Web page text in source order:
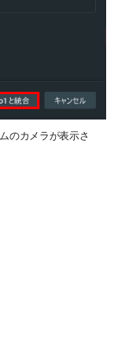
のカメラが表示さ